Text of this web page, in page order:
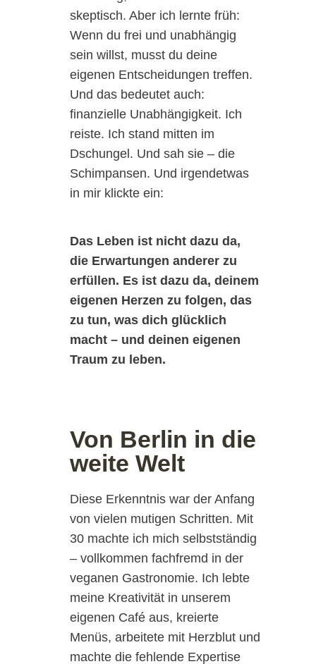
skeptisch. Aber ich lernte früh:
Wenn du frei und unabhängig
sein willst, musst du deine
eigenen Entscheidungen treffen.
Und das bedeutet auch:
finanzielle Unabhängigkeit. Ich
reiste. Ich stand mitten im
Dschungel. Und sah sie – die
Schimpansen. Und irgendetwas
in mir klickte ein:
Das Leben ist nicht dazu da,
die Erwartungen anderer zu
erfüllen. Es ist dazu da, deinem
eigenen Herzen zu folgen, das
zu tun, was dich glücklich
macht – und deinen eigenen
Traum zu leben.
Von Berlin in die
weite Welt
Diese Erkenntnis war der Anfang
von vielen mutigen Schritten. Mit
30 machte ich mich selbstständig
– vollkommen fachfremd in der
veganen Gastronomie. Ich lebte
meine Kreativität in unserem
eigenen Café aus, kreierte
Menüs, arbeitete mit Herzblut und
machte die fehlende Expertise